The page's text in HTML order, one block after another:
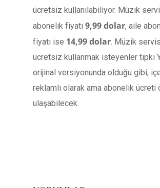
ücretsiz kullanılabiliyor. Müzik
abonelik fiyatı 9,99 dolar, aile
fiyatı ise 14,99 dolar. Müzik
ücretsiz kullanmak isteyenler tıpkı
orijinal versiyonunda olduğu gibi,
reklamlı olarak ama abonelik ücreti
ulaşabilecek.